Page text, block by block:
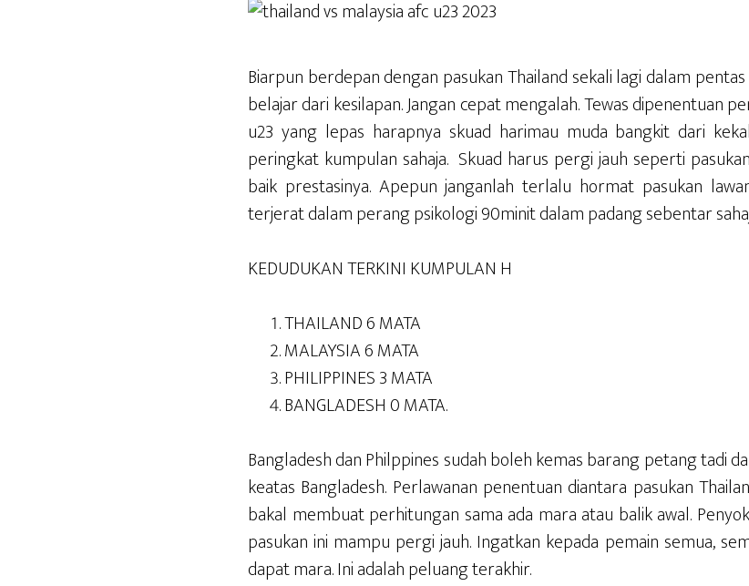
Biarpun berdepan dengan pasukan Thailand sekali lagi dalam
belajar dari kesilapan. Jangan cepat mengalah. Tewas dipenentuan
u23 yang lepas harapnya skuad harimau muda bangkit dari
peringkat kumpulan sahaja. Skuad harus pergi jauh seperti
baik prestasinya. Apepun janganlah terlalu hormat pasukan
terjerat dalam perang psikologi 90minit dalam padang sebentar
KEDUDUKAN TERKINI KUMPULAN H
THAILAND 6 MATA
MALAYSIA 6 MATA
PHILIPPINES 3 MATA
BANGLADESH 0 MATA.
Bangladesh dan Philppines sudah boleh kemas barang petang tadi
keatas Bangladesh. Perlawanan penentuan diantara pasukan
bakal membuat perhitungan sama ada mara atau balik awal.
pasukan ini mampu pergi jauh. Ingatkan kepada pemain semua,
dapat mara. Ini adalah peluang terakhir.